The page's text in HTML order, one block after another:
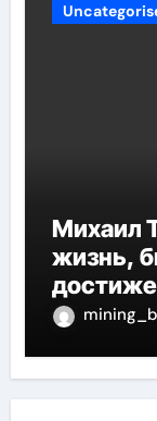
Михаил
жизнь,